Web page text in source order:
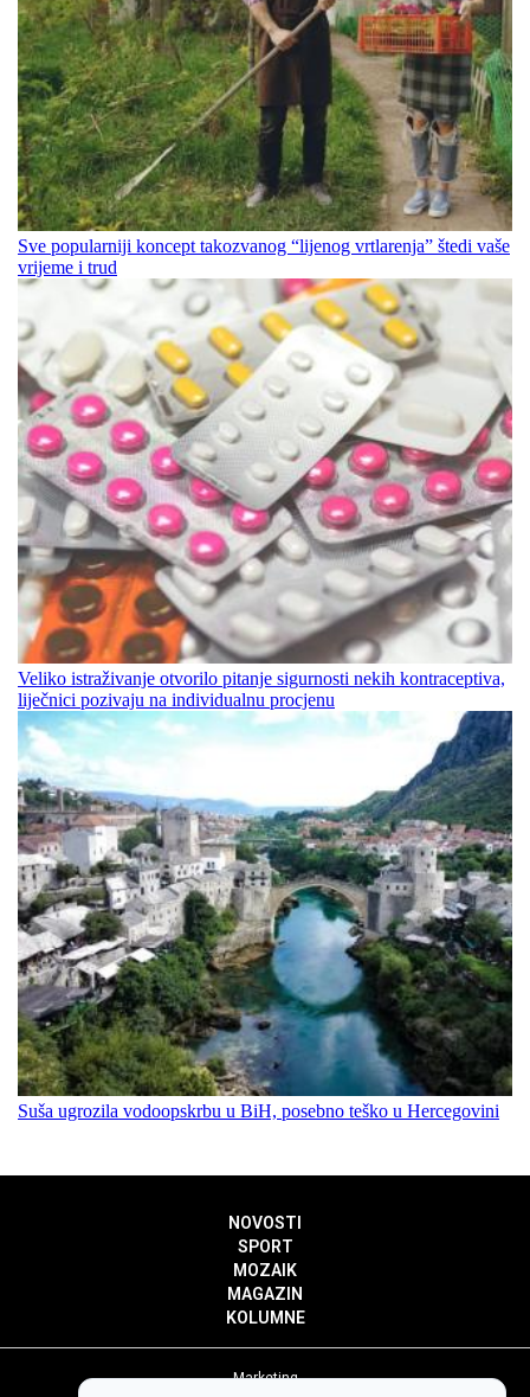
Sve popularniji koncept takozvanog “lijenog vrtlarenja” štedi vaše
vrijeme i trud
Veliko istraživanje otvorilo pitanje sigurnosti nekih kontraceptiva,
liječnici pozivaju na individualnu procjenu
Suša ugrozila vodoopskrbu u BiH, posebno teško u Hercegovini
NOVOSTI
SPORT
MOZAIK
MAGAZIN
KOLUMNE
Marketing